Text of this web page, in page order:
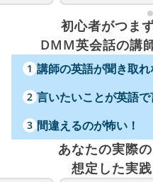
初心者がつま
DMM英会話の講
1 講師の英語が聞き取れ
2 言いたいことが英語で
3 間違えるのが怖い！
あなたの実際
想定した実